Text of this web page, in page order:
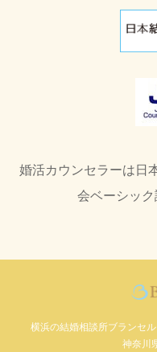
婚活カウンセラーは日
会ベーシック
横浜の結婚相談所ブランセ
神奈川